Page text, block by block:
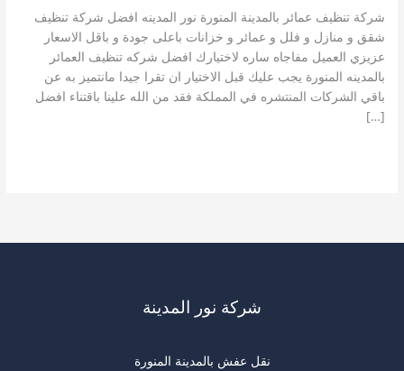
شركة تنظيف عمائر بالمدينة المنورة نور المدينه افضل شركة تنظيف
شقق و منازل و فلل و عمائر و خزانات باعلى جودة و باقل الاسعار
عزيزي العميل مفاجاه ساره لاختيارك افضل شركه تنظيف العمائر
بالمدينه المنورة يجب عليك قبل الاختيار ان تقرا جيدا مانتميز به عن
باقي الشركات المنتشره في المملكة فقد من الله علينا باقتناء افضل
[…]
شركة نور المدينة
نقل عفش بالمدينة المنورة